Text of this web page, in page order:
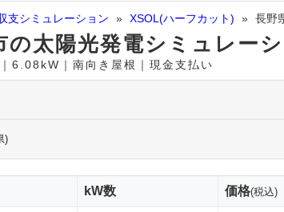
支シミュレーション » XSOL(ハーフカット) » 長野
の太陽光発電シミュレー
6.08kW｜南向き屋根｜現金支払い
)
kW数 価格(税込)